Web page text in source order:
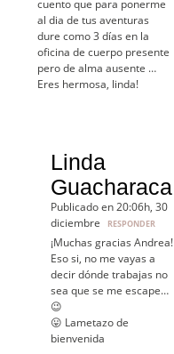
cuento que para ponerme
al dia de tus aventuras
dure como 3 días en la
oficina de cuerpo presente
pero de alma ausente …
Eres hermosa, linda!
Linda
Guacharaca
Publicado en 20:06h, 30
diciembre
RESPONDER
¡Muchas gracias Andrea!
Eso si, no me vayas a
decir dónde trabajas no
sea que se me escape…
😉
😛 Lametazo de
bienvenida